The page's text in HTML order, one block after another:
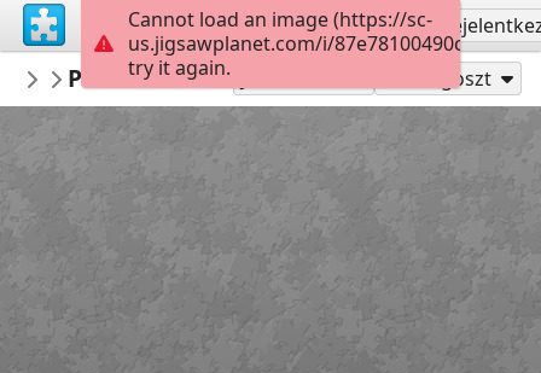
Regisztrálás
staroympa
airplanes
Plane take off Megoszt
Cannot load an image (https://sc-
us.jigsawplanet.com/i/
try it again.